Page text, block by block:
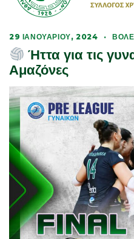
29 ΙΑΝΟΥΑΡΊΟΥ, 2024 ·
Ήττα για τις
Αμαζόνες